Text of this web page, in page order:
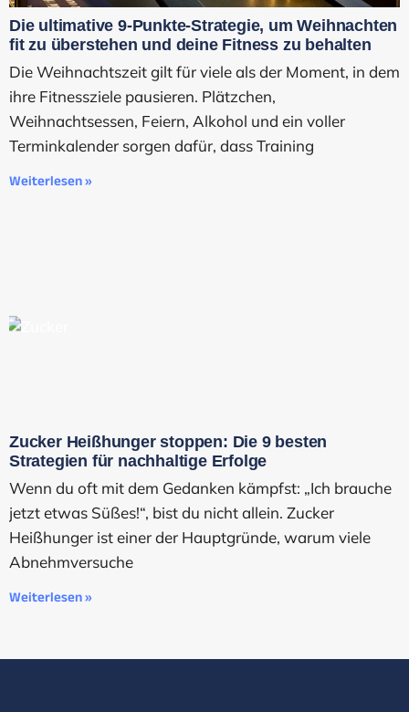
Die ultimative 9-Punkte-Strategie, um Weihnachten
fit zu überstehen und deine Fitness zu behalten
Die Weihnachtszeit gilt für viele als der Moment, in dem
ihre Fitnessziele pausieren. Plätzchen,
Weihnachtsessen, Feiern, Alkohol und ein voller
Terminkalender sorgen dafür, dass Training
Weiterlesen »
Zucker Heißhunger stoppen: Die 9 besten
Strategien für nachhaltige Erfolge
Wenn du oft mit dem Gedanken kämpfst: „Ich brauche
jetzt etwas Süßes!“, bist du nicht allein. Zucker
Heißhunger ist einer der Hauptgründe, warum viele
Abnehmversuche
Weiterlesen »